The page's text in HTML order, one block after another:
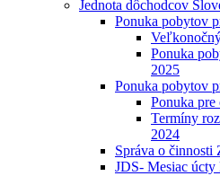
Jednota dôchodcov
Ponuka pobytov
Ponuka
2025
Ponuka pobytov
Ponuka
Termíny
2024
Správa o činnosti
JDS- Mesiac úcty